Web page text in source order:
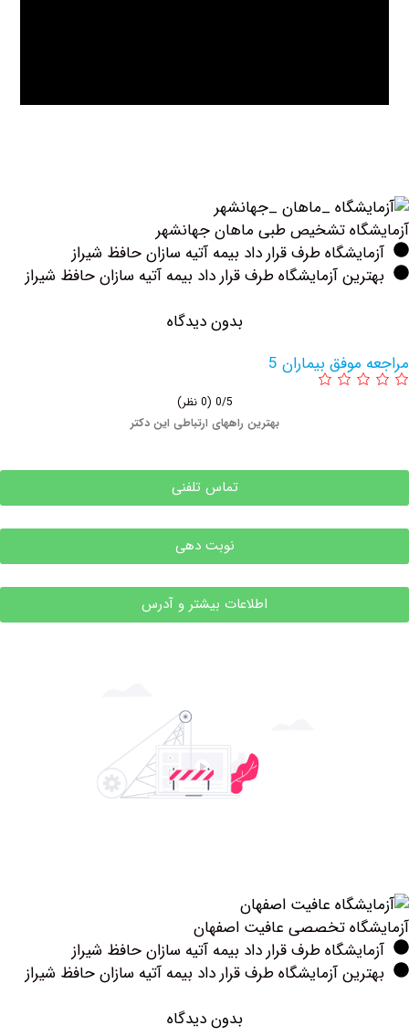
‏تشخیص ‏طبی ‏ماهان ‏جهانشهر
طرف قرار داد بیمه آتیه سازان حافظ شیراز
آزمایشگاه طرف قرار داد بیمه آتیه سازان حافظ شیراز
بدون دیدگاه
بیماران 5
بهترین راههای ارتباطی این دکتر
تماس تلفنی
نوبت دهی
اطلاعات بیشتر و آدرس
تخصصی عافیت اصفهان
طرف قرار داد بیمه آتیه سازان حافظ شیراز
آزمایشگاه طرف قرار داد بیمه آتیه سازان حافظ شیراز
بدون دیدگاه